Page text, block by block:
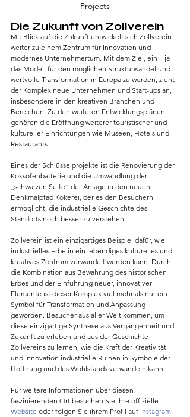
Projects
Die Zukunft von Zollverein
Mit Blick auf die Zukunft entwickelt sich Zollverein
weiter zu einem Zentrum für Innovation und
modernes Unternehmertum. Mit dem Ziel, ein – ja
das Modell für den möglichen Strukturwandel und
wertvolle Transformation in Europa zu werden, zieht
der Komplex neue Unternehmen und Start-ups an,
insbesondere in den kreativen Branchen und
Bereichen. Zu den weiteren Entwicklungsplänen
gehören die Eröffnung weiterer touristischer und
kultureller Einrichtungen wie Museen, Hotels und
Restaurants.
Eines der Schlüsselprojekte ist die Renovierung der
Koksofenbatterie und die Umwandlung der
„schwarzen Seite“ der Anlage in den neuen
Denkmalpfad Kokerei, der es den Besuchern
ermöglicht, die industrielle Geschichte des
Standorts noch besser zu verstehen.
Zollverein ist ein einzigartiges Beispiel dafür, wie
industrielles Erbe in ein lebendiges kulturelles und
kreatives Zentrum verwandelt werden kann. Durch
die Kombination aus Bewahrung des historischen
Erbes und der Einführung neuer, innovativer
Elemente ist dieser Komplex viel mehr als nur ein
Symbol für Transformation und Anpassung
geworden. Besucher aus aller Welt kommen, um
diese einzigartige Synthese aus Vergangenheit und
Zukunft zu erleben und aus der Geschichte
Zollvereins zu lernen, wie die Kraft der Kreativität
und Innovation industrielle Ruinen in Symbole der
Hoffnung und des Wohlstands verwandeln kann.
Für weitere Informationen über diesen
faszinierenden Ort besuchen Sie ihre offizielle
Website oder folgen Sie ihrem Profil auf Instagram.